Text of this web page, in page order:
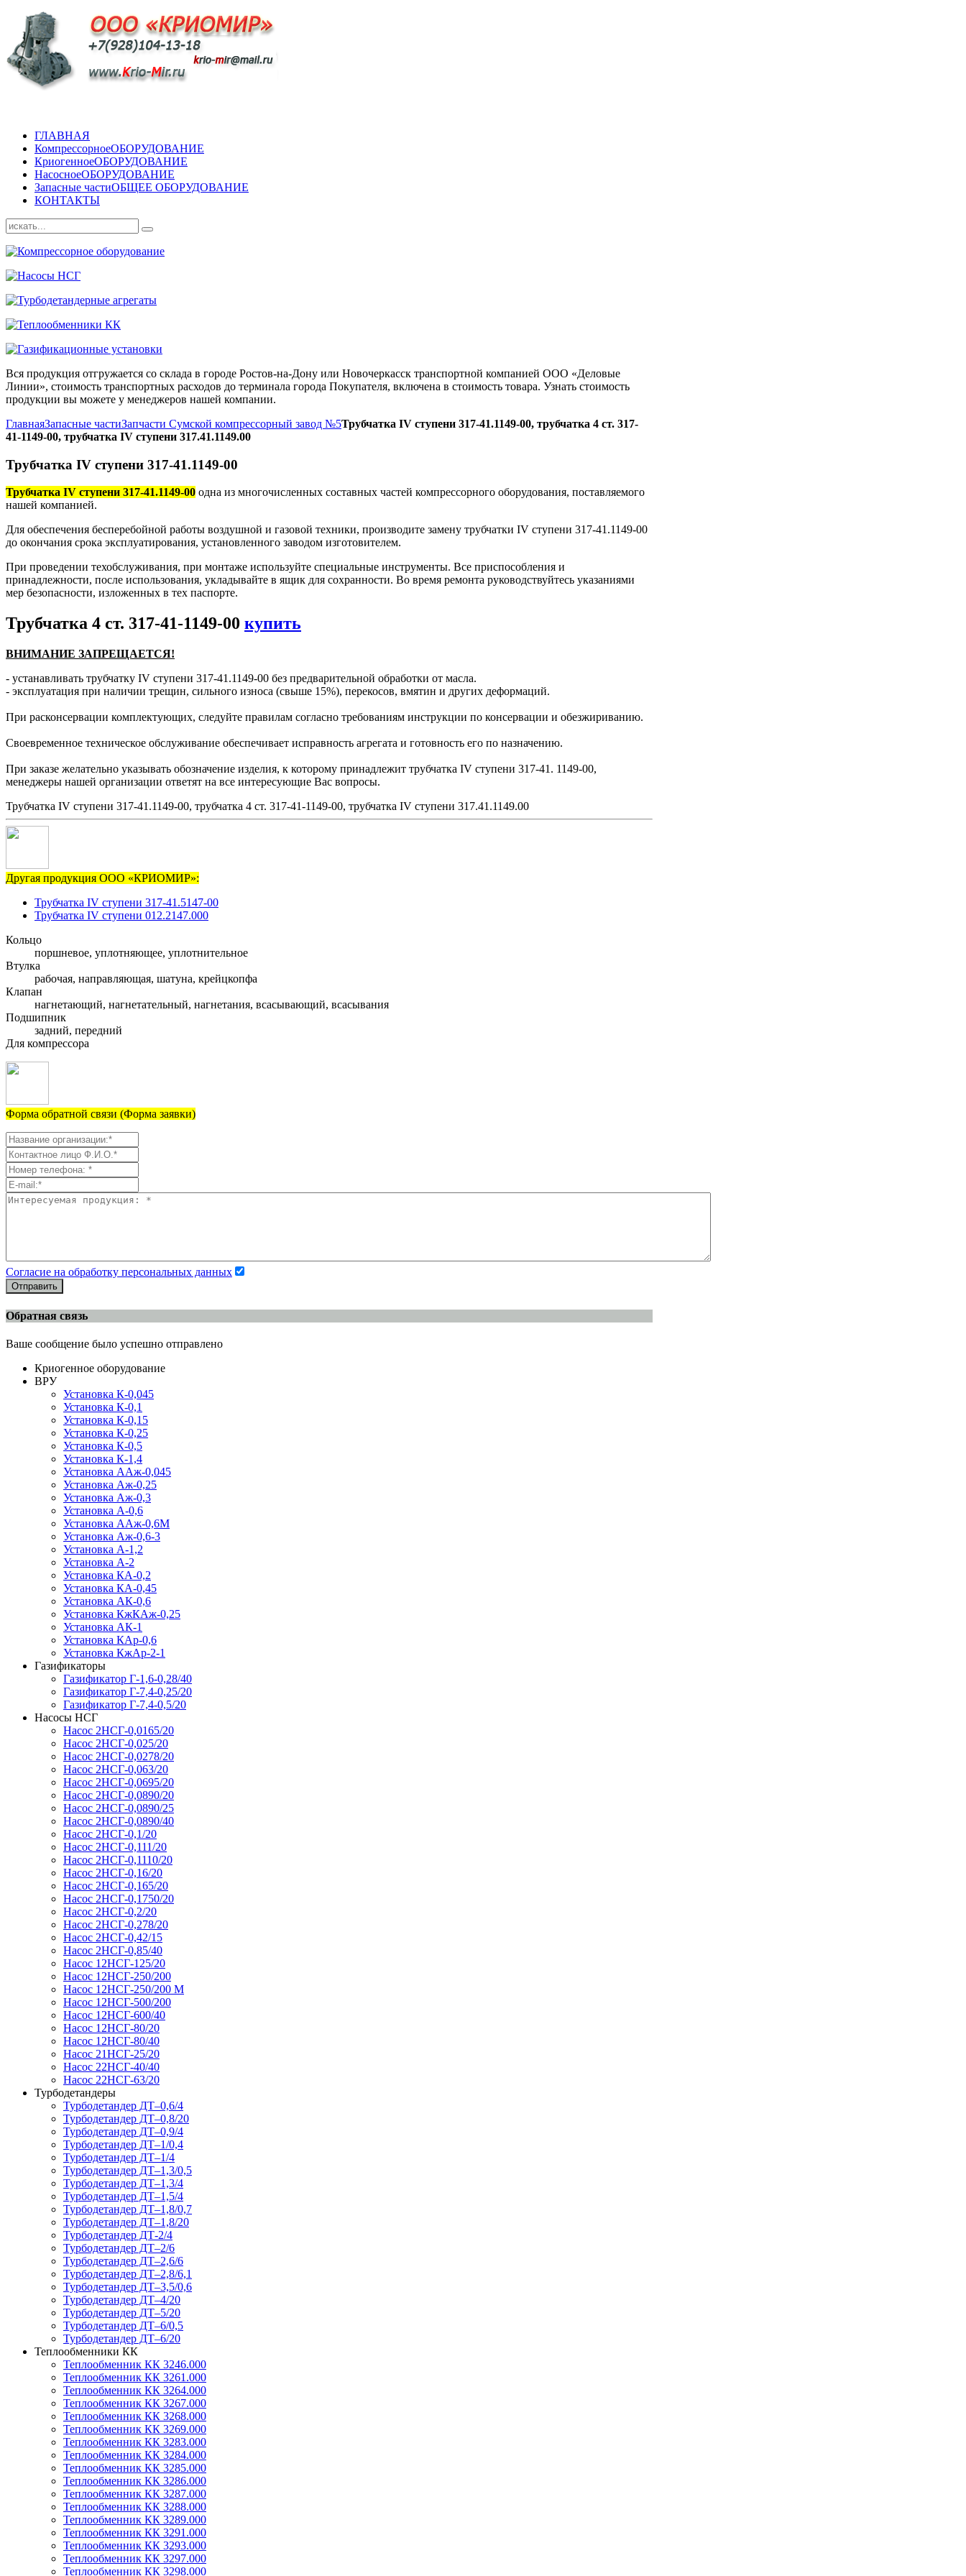
ГЛАВНАЯ
КомпрессорноеОБОРУДОВАНИЕ
КриогенноеОБОРУДОВАНИЕ
НасосноеОБОРУДОВАНИЕ
Запасные частиОБЩЕЕ ОБОРУДОВАНИЕ
КОНТАКТЫ
Вся продукция отгружается со склада в городе Ростов-на-Дону или Новочеркасск транспортной компанией ООО «Деловые
Линии», стоимость транспортных расходов до терминала города Покупателя, включена в стоимость товара. Узнать стоимость
продукции вы можете у менеджеров нашей компании.
ГлавнаяЗапасные частиЗапчасти Сумской компрессорный завод №5Трубчатка IV ступени 317-41.1149-00, трубчатка 4 ст. 317-
41-1149-00, трубчатка IV ступени 317.41.1149.00
Трубчатка IV ступени 317-41.1149-00
Трубчатка IV ступени 317-41.1149-00 одна из многочисленных составных частей компрессорного оборудования, поставляемого
нашей компанией.
Для обеспечения бесперебойной работы воздушной и газовой техники, производите замену трубчатки IV ступени 317-41.1149-00
до окончания срока эксплуатирования, установленного заводом изготовителем.
При проведении техобслуживания, при монтаже используйте специальные инструменты. Все приспособления и
принадлежности, после использования, укладывайте в ящик для сохранности. Во время ремонта руководствуйтесь указаниями
мер безопасности, изложенных в тех паспорте.
Трубчатка 4 ст. 317-41-1149-00 купить
ВНИМАНИЕ ЗАПРЕЩАЕТСЯ!
- устанавливать трубчатку IV ступени 317-41.1149-00 без предварительной обработки от масла.
- эксплуатация при наличии трещин, сильного износа (свыше 15%), перекосов, вмятин и других деформаций.
При расконсервации комплектующих, следуйте правилам согласно требованиям инструкции по консервации и обезжириванию.
Своевременное техническое обслуживание обеспечивает исправность агрегата и готовность его по назначению.
При заказе желательно указывать обозначение изделия, к которому принадлежит трубчатка IV ступени 317-41. 1149-00,
менеджеры нашей организации ответят на все интересующие Вас вопросы.
Трубчатка IV ступени 317-41.1149-00, трубчатка 4 ст. 317-41-1149-00, трубчатка IV ступени 317.41.1149.00
Другая продукция ООО «КРИОМИР»:
Трубчатка IV ступени 317-41.5147-00
Трубчатка IV ступени 012.2147.000
Кольцо
поршневое, уплотняющее, уплотнительное
Втулка
рабочая, направляющая, шатуна, крейцкопфа
Клапан
нагнетающий, нагнетательный, нагнетания, всасывающий, всасывания
Подшипник
задний, передний
Для компрессора
Форма обратной связи (Форма заявки)
Согласие на обработку персональных данных
Отправить
Обратная связь
Ваше сообщение было успешно отправлено
Криогенное оборудование
ВРУ
Установка К-0,045
Установка К-0,1
Установка К-0,15
Установка К-0,25
Установка К-0,5
Установка К-1,4
Установка ААж-0,045
Установка Аж-0,25
Установка Аж-0,3
Установка А-0,6
Установка ААж-0,6М
Установка Аж-0,6-3
Установка А-1,2
Установка А-2
Установка КА-0,2
Установка КА-0,45
Установка АК-0,6
Установка КжКАж-0,25
Установка АК-1
Установка КАр-0,6
Установка КжАр-2-1
Газификаторы
Газификатор Г-1,6-0,28/40
Газификатор Г-7,4-0,25/20
Газификатор Г-7,4-0,5/20
Насосы НСГ
Насос 2НСГ-0,0165/20
Насос 2НСГ-0,025/20
Насос 2НСГ-0,0278/20
Насос 2НСГ-0,063/20
Насос 2НСГ-0,0695/20
Насос 2НСГ-0,0890/20
Насос 2НСГ-0,0890/25
Насос 2НСГ-0,0890/40
Насос 2НСГ-0,1/20
Насос 2НСГ-0,111/20
Насос 2НСГ-0,1110/20
Насос 2НСГ-0,16/20
Насос 2НСГ-0,165/20
Насос 2НСГ-0,1750/20
Насос 2НСГ-0,2/20
Насос 2НСГ-0,278/20
Насос 2НСГ-0,42/15
Насос 2НСГ-0,85/40
Насос 12НСГ-125/20
Насос 12НСГ-250/200
Насос 12НСГ-250/200 М
Насос 12НСГ-500/200
Насос 12НСГ-600/40
Насос 12НСГ-80/20
Насос 12НСГ-80/40
Насос 21НСГ-25/20
Насос 22НСГ-40/40
Насос 22НСГ-63/20
Турбодетандеры
Турбодетандер ДТ–0,6/4
Турбодетандер ДТ–0,8/20
Турбодетандер ДТ–0,9/4
Турбодетандер ДТ–1/0,4
Турбодетандер ДТ–1/4
Турбодетандер ДТ–1,3/0,5
Турбодетандер ДТ–1,3/4
Турбодетандер ДТ–1,5/4
Турбодетандер ДТ–1,8/0,7
Турбодетандер ДТ–1,8/20
Турбодетандер ДТ-2/4
Турбодетандер ДТ–2/6
Турбодетандер ДТ–2,6/6
Турбодетандер ДТ–2,8/6,1
Турбодетандер ДТ–3,5/0,6
Турбодетандер ДТ–4/20
Турбодетандер ДТ–5/20
Турбодетандер ДТ–6/0,5
Турбодетандер ДТ–6/20
Теплообменники КК
Теплообменник КК 3246.000
Теплообменник КК 3261.000
Теплообменник КК 3264.000
Теплообменник КК 3267.000
Теплообменник КК 3268.000
Теплообменник КК 3269.000
Теплообменник КК 3283.000
Теплообменник КК 3284.000
Теплообменник КК 3285.000
Теплообменник КК 3286.000
Теплообменник КК 3287.000
Теплообменник КК 3288.000
Теплообменник КК 3289.000
Теплообменник КК 3291.000
Теплообменник КК 3293.000
Теплообменник КК 3297.000
Теплообменник КК 3298.000